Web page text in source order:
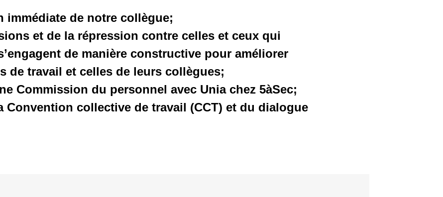
immédiate de notre collègue;
et de la répression contre celles et ceux qui
de manière constructive pour améliorer
de travail et celles de leurs collègues;
Commission du personnel avec Unia chez 5àSec;
Convention collective de travail (CCT) et du dialogue